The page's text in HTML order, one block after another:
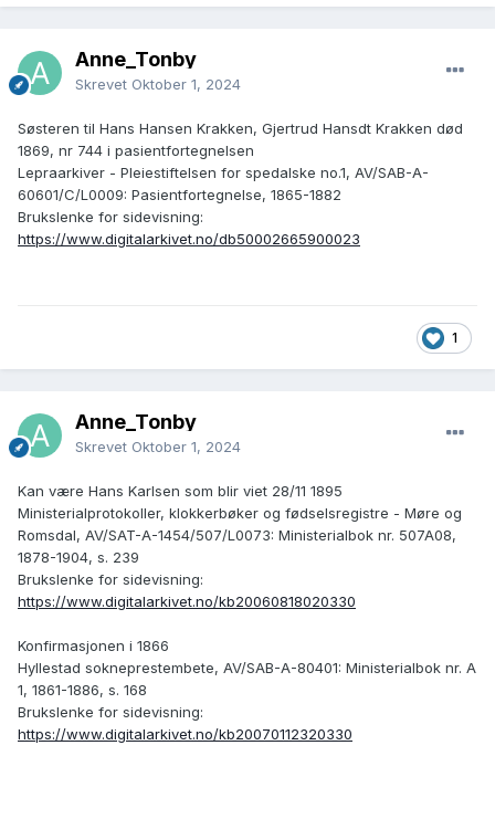
Anne_Tonby
Skrevet Oktober 1, 2024
Søsteren til Hans Hansen Krakken, Gjertrud Hansdt Krakken død
1869, nr 744 i pasientfortegnelsen
Lepraarkiver - Pleiestiftelsen for spedalske no.1, AV/SAB-A-
60601/C/L0009: Pasientfortegnelse, 1865-1882
Brukslenke for sidevisning:
https://www.digitalarkivet.no/db50002665900023
1
Anne_Tonby
Skrevet Oktober 1, 2024
Kan være Hans Karlsen som blir viet 28/11 1895
Ministerialprotokoller, klokkerbøker og fødselsregistre - Møre og
Romsdal, AV/SAT-A-1454/507/L0073: Ministerialbok nr. 507A08,
1878-1904, s. 239
Brukslenke for sidevisning:
https://www.digitalarkivet.no/kb20060818020330
Konfirmasjonen i 1866
Hyllestad sokneprestembete, AV/SAB-A-80401: Ministerialbok nr. A
1, 1861-1886, s. 168
Brukslenke for sidevisning:
https://www.digitalarkivet.no/kb20070112320330